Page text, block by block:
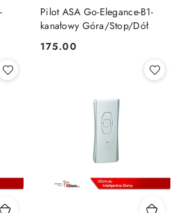
Pilot ASA Go-Elegance-B1-
kanałowy Góra/Stop/Dół
Cena:
175.00